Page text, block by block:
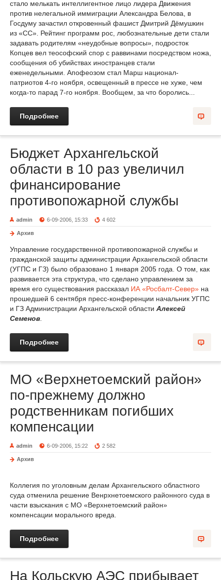
стало мелькать интеллигентное лицо лидера Движения
против нелегальной иммиграции Александра Белова, в
Госдуму зачастил откровенный фашист Дмитрий Дёмушкин
из «СС». Рейтинг программ рос, любознательные дети стали
задавать родителям «неудобные вопросы», подросток
Копцев вел теософский спор с раввинами посредством ножа,
сообщения об убийствах иностранцев стали
еженедельными. Апофеозом стал Марш национал-
патриотов 4-го ноября, освещенный в прессе не хуже, чем
когда-то парад 7-го ноября. Вообщем, за что боролись...
Подробнее
Бюджет Архангельской
области в 10 раз увеличил
финансирование
противопожарной службы
admin 6-09-2006, 15:33 4 602
Архив
Управление государственной противопожарной службы и
гражданской защиты администрации Архангельской области
(УГПС и ГЗ) было образовано 1 января 2005 года. О том, как
развивается эта структура, что сделано управлением за
время его существования рассказал ИА «Росбалт-Север» на
прошедшей 6 сентября пресс-конференции начальник УГПС
и ГЗ Администрации Архангельской области Алексей
Семенов
Подробнее
МО «Верхнетоемский район»
по-прежнему должно
родственникам погибших
компенсации
admin 6-09-2006, 15:22 2 582
Архив
Коллегия по уголовным делам Архангельского областного
суда отменила решение Венрхнетоемского районного суда в
части взыскания с МО «Верхнетоемский район»
компенсации морального вреда.
Подробнее
На Кольскую АЭС прибывает